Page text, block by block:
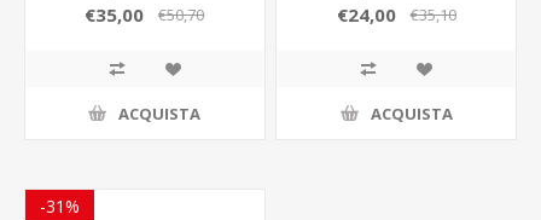
€35,00 €50,70
ACQUISTA
€24,00 €35,10
ACQUISTA
-31%